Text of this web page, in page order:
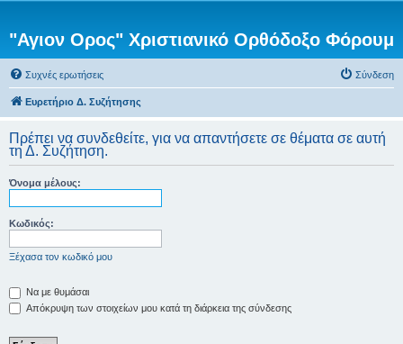
"Αγιον Ορος" Χριστιανικό Ορθόδοξο Φόρουμ
Συχνές ερωτήσεις Σύνδεση
Ευρετήριο Δ. Συζήτησης
Πρέπει να συνδεθείτε, για να απαντήσετε σε θέματα σε αυτή
τη Δ. Συζήτηση.
Όνομα μέλους:
Κωδικός:
Ξέχασα τον κωδικό μου
Να με θυμάσαι
Απόκρυψη των στοιχείων μου κατά τη διάρκεια της σύνδεσης